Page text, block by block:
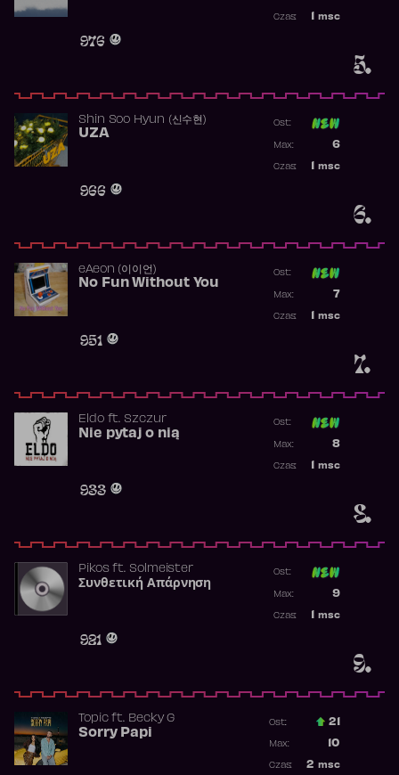
5.
976
msc
Czas:
6.
Shin Soo Hyun (신수현)
UZA
966
Ost:
6
Max:
msc
Czas:
7.
​eAeon (이이언)
No Fun Without You
951
Ost:
7
Max:
msc
Czas:
8.
Eldoft. Szczur
Nie pytaj o nią
933
Ost:
8
Max:
msc
Czas:
9.
Pikosft. Solmeister
Συνθετική Απάρνηση
921
Ost:
9
Max:
msc
Czas:
Topicft. Becky G
Sorry Papi
Ost.: 21
10
Max:
2 msc
Czas: